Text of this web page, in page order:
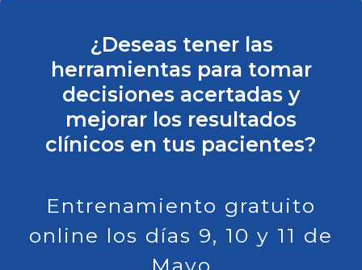
¿Deseas tener las
herramientas para tomar
decisiones acertadas y
mejorar los resultados
clínicos en tus pacientes?
Entrenamiento gratuito
online los días 9, 10 y 11 de
Mayo